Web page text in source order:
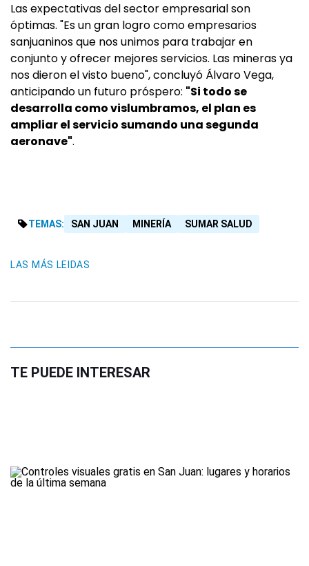
Las expectativas del sector empresarial son
óptimas. "Es un gran logro como empresarios
sanjuaninos que nos unimos para trabajar en
conjunto y ofrecer mejores servicios. Las mineras ya
nos dieron el visto bueno", concluyó Álvaro Vega,
anticipando un futuro próspero: "Si todo se
desarrolla como vislumbramos, el plan es
ampliar el servicio sumando una segunda
aeronave".
TEMAS: SAN JUAN MINERÍA SUMAR SALUD
LAS MÁS LEIDAS
TE PUEDE INTERESAR